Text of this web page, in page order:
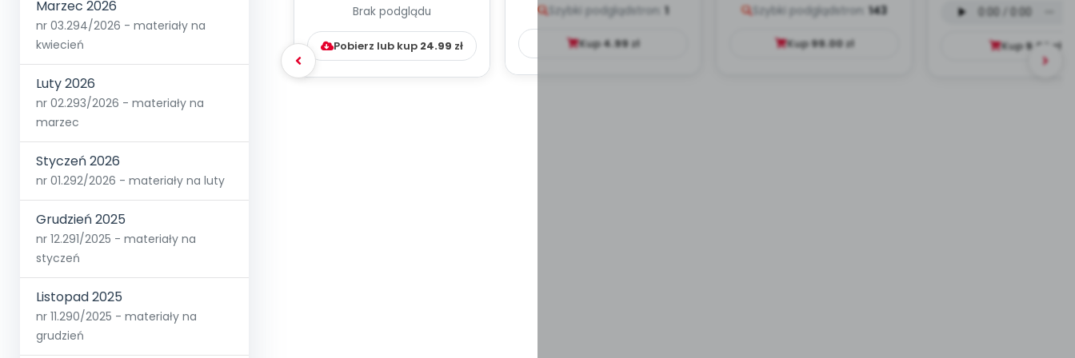
Marzec 2026
nr 03.294/2026 - materiały na
kwiecień
Luty 2026
nr 02.293/2026 - materiały na
marzec
Styczeń 2026
nr 01.292/2026 - materiały na luty
Grudzień 2025
nr 12.291/2025 - materiały na
styczeń
Listopad 2025
nr 11.290/2025 - materiały na
grudzień
WYCHOWAWCZO –
DYDAKTYC...
Brak podglądu
Pobierz lub kup 24.99 zł
Szybki podglądstron: 1
Kup4.99zł
Szybki podglądstron: 143
Kup99.00zł
mp3)
Kup9.99 zł